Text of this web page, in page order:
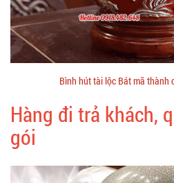
Bình hút tài lộc Bát mã thành
Hàng đi trả khách,
gói